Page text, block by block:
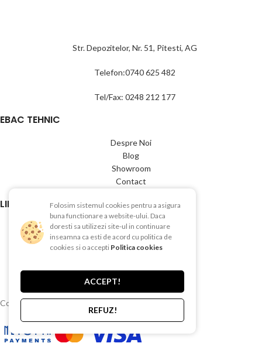
Str. Depozitelor, Nr. 51, Pitesti, AG
Telefon:0740 625 482
Tel/Fax: 0248 212 177
EBAC TEHNIC
Despre Noi
Blog
Showroom
Contact
LINK-URI UTILE
Termeni si conditii
Politica de Confientialitate
Politica de Cookies
Livrare si plata
Copyright © 2015-2025 EBAC TEHNIC
Folosim sistemul cookies pentru a asigura
buna functionare a website-ului. Daca
doresti sa utilizezi site-ul in continuare
inseamna ca esti de acord cu politica de
cookies si o accepti Politica cookies
ACCEPT!
REFUZ!